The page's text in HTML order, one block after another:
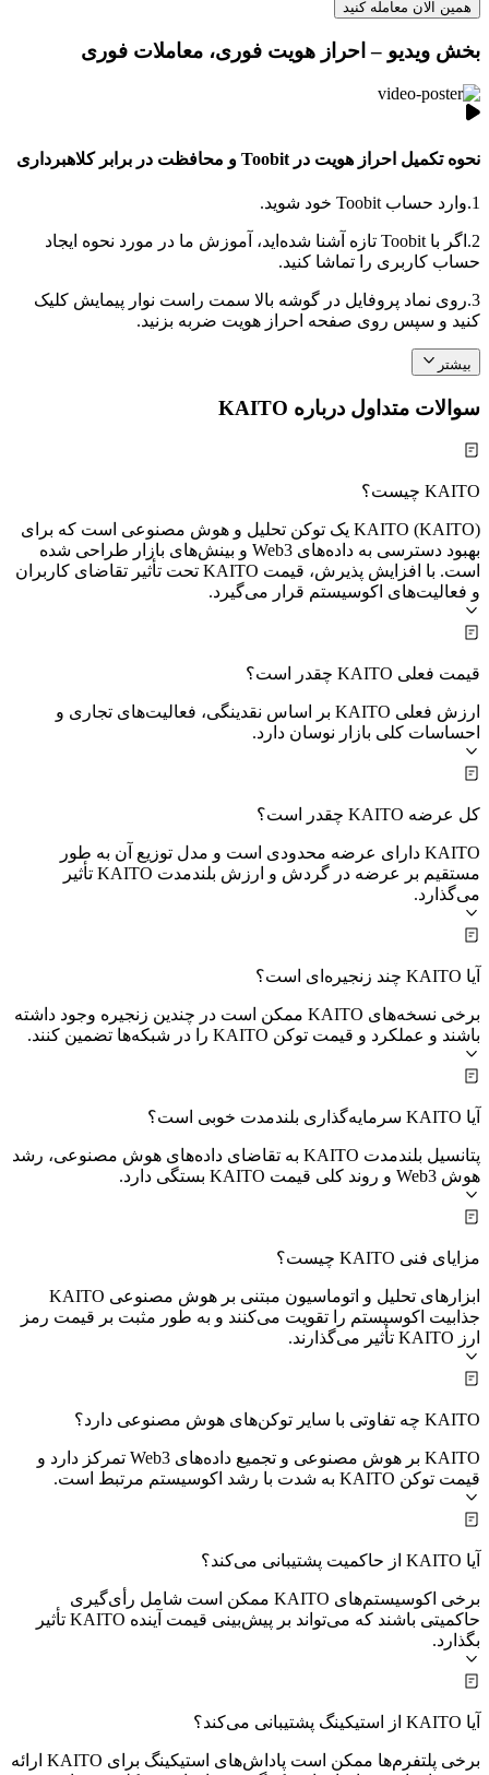
همین الان معامله کنید
بخش ویدیو – احراز هویت فوری، معاملات فوری
نحوه تکمیل احراز هویت در Toobit و محافظت در برابر کلاهبرداری
1. وارد حساب Toobit خود شوید.
2.
اگر با Toobit تازه آشنا شده‌اید، آموزش ما در مورد نحوه ایجاد
حساب کاربری را تماشا کنید.
3. روی نماد پروفایل در گوشه بالا سمت راست نوار پیمایش کلیک
کنید و سپس روی صفحه احراز هویت ضربه بزنید.
بیشتر
سوالات متداول درباره KAITO
KAITO چیست؟
KAITO (KAITO) یک توکن تحلیل و هوش مصنوعی است که برای
بهبود دسترسی به داده‌های Web3 و بینش‌های بازار طراحی شده
است. با افزایش پذیرش، قیمت KAITO تحت تأثیر تقاضای کاربران
و فعالیت‌های اکوسیستم قرار می‌گیرد.
قیمت فعلی KAITO چقدر است؟
ارزش فعلی KAITO بر اساس نقدینگی، فعالیت‌های تجاری و
احساسات کلی بازار نوسان دارد.
کل عرضه KAITO چقدر است؟
KAITO دارای عرضه محدودی است و مدل توزیع آن به طور
مستقیم بر عرضه در گردش و ارزش بلندمدت KAITO تأثیر
می‌گذارد.
آیا KAITO چند زنجیره‌ای است؟
برخی نسخه‌های KAITO ممکن است در چندین زنجیره وجود داشته
باشند و عملکرد و قیمت توکن KAITO را در شبکه‌ها تضمین کنند.
آیا KAITO سرمایه‌گذاری بلندمدت خوبی است؟
پتانسیل بلندمدت KAITO به تقاضای داده‌های هوش مصنوعی، رشد
هوش Web3 و روند کلی قیمت KAITO بستگی دارد.
مزایای فنی KAITO چیست؟
ابزارهای تحلیل و اتوماسیون مبتنی بر هوش مصنوعی KAITO
جذابیت اکوسیستم را تقویت می‌کنند و به طور مثبت بر قیمت رمز
ارز KAITO تأثیر می‌گذارند.
KAITO چه تفاوتی با سایر توکن‌های هوش مصنوعی دارد؟
KAITO بر هوش مصنوعی و تجمیع داده‌های Web3 تمرکز دارد و
قیمت توکن KAITO به شدت با رشد اکوسیستم مرتبط است.
آیا KAITO از حاکمیت پشتیبانی می‌کند؟
برخی اکوسیستم‌های KAITO ممکن است شامل رأی‌گیری
حاکمیتی باشند که می‌تواند بر پیش‌بینی قیمت آینده KAITO تأثیر
بگذارد.
آیا KAITO از استیکینگ پشتیبانی می‌کند؟
برخی پلتفرم‌ها ممکن است پاداش‌های استیکینگ برای KAITO ارائه